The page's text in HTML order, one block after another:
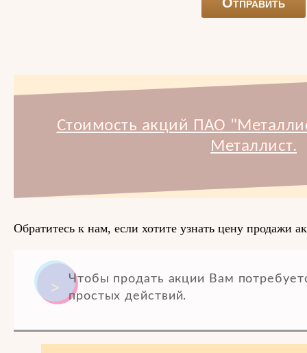
Стоимость акций ПАО
Металлист.
Обратитесь к нам, если хотите узнать цену продажи
Чтобы продать акции Вам
простых действий.